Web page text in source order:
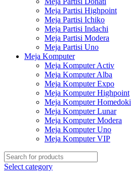
Meja Partisi Highpoint
Meja Partisi Ichiko
Meja Partisi Indachi
Meja Partisi Modera
Meja Partisi Uno
Meja Komputer
Meja Komputer Activ
Meja Komputer Alba
Meja Komputer Expo
Meja Komputer Highpoint
Meja Komputer Homedoki
Meja Komputer Lunar
Meja Komputer Modera
Meja Komputer Uno
Meja Komputer VIP
Select category